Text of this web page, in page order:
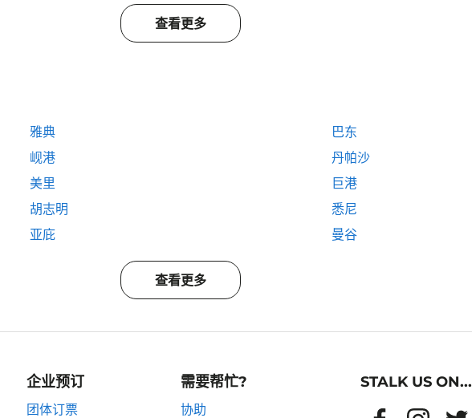
查看更多
雅典
巴东
岘港
丹帕沙
美里
巨港
胡志明
悉尼
亚庇 曼谷
查看更多
企业预订
团体订票
需要帮忙?
协助
STALK US ON...